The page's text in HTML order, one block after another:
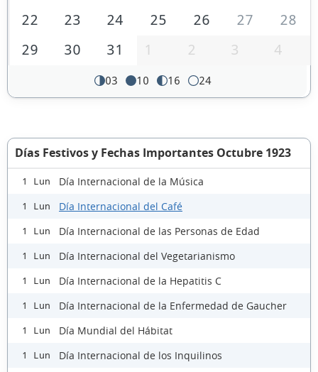
22
23 24 25 26 27
28
29
30 31 1 2 3 4
03 10 16 24
Días Festivos y Fechas Importantes Octubre 1923
1 Lun Día Internacional de la Música
1 Lun Día Internacional del Café
1 Lun Día Internacional de las Personas de Edad
1 Lun Día Internacional del Vegetarianismo
1 Lun Día Internacional de la Hepatitis C
1 Lun Día Internacional de la Enfermedad de Gaucher
1 Lun Día Mundial del Hábitat
1 Lun Día Internacional de los Inquilinos